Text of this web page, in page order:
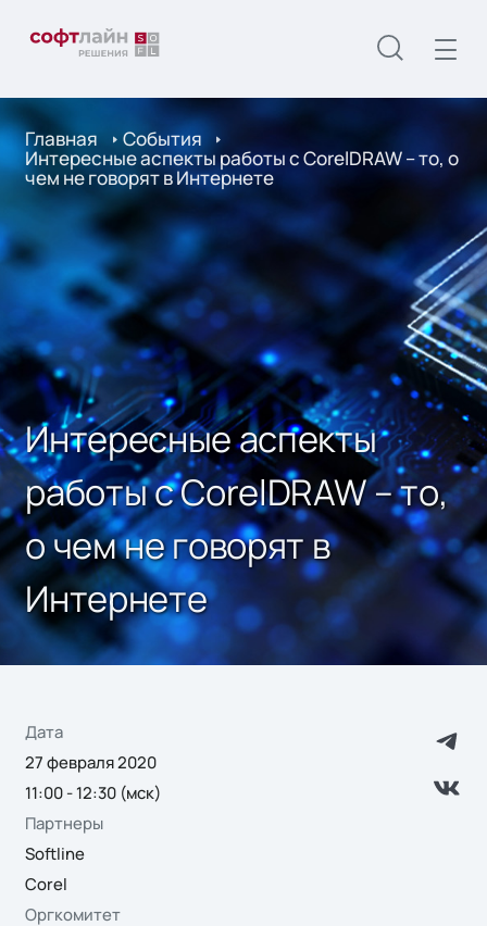
Главная События
Интересные аспекты работы с CorelDRAW – то, о
чем не говорят в Интернете
Интересные аспекты
работы с CorelDRAW – то,
о чем не говорят в
Интернете
Дата
27 февраля 2020
11:00 - 12:30 (мск)
Партнеры
Softline
Corel
Оргкомитет